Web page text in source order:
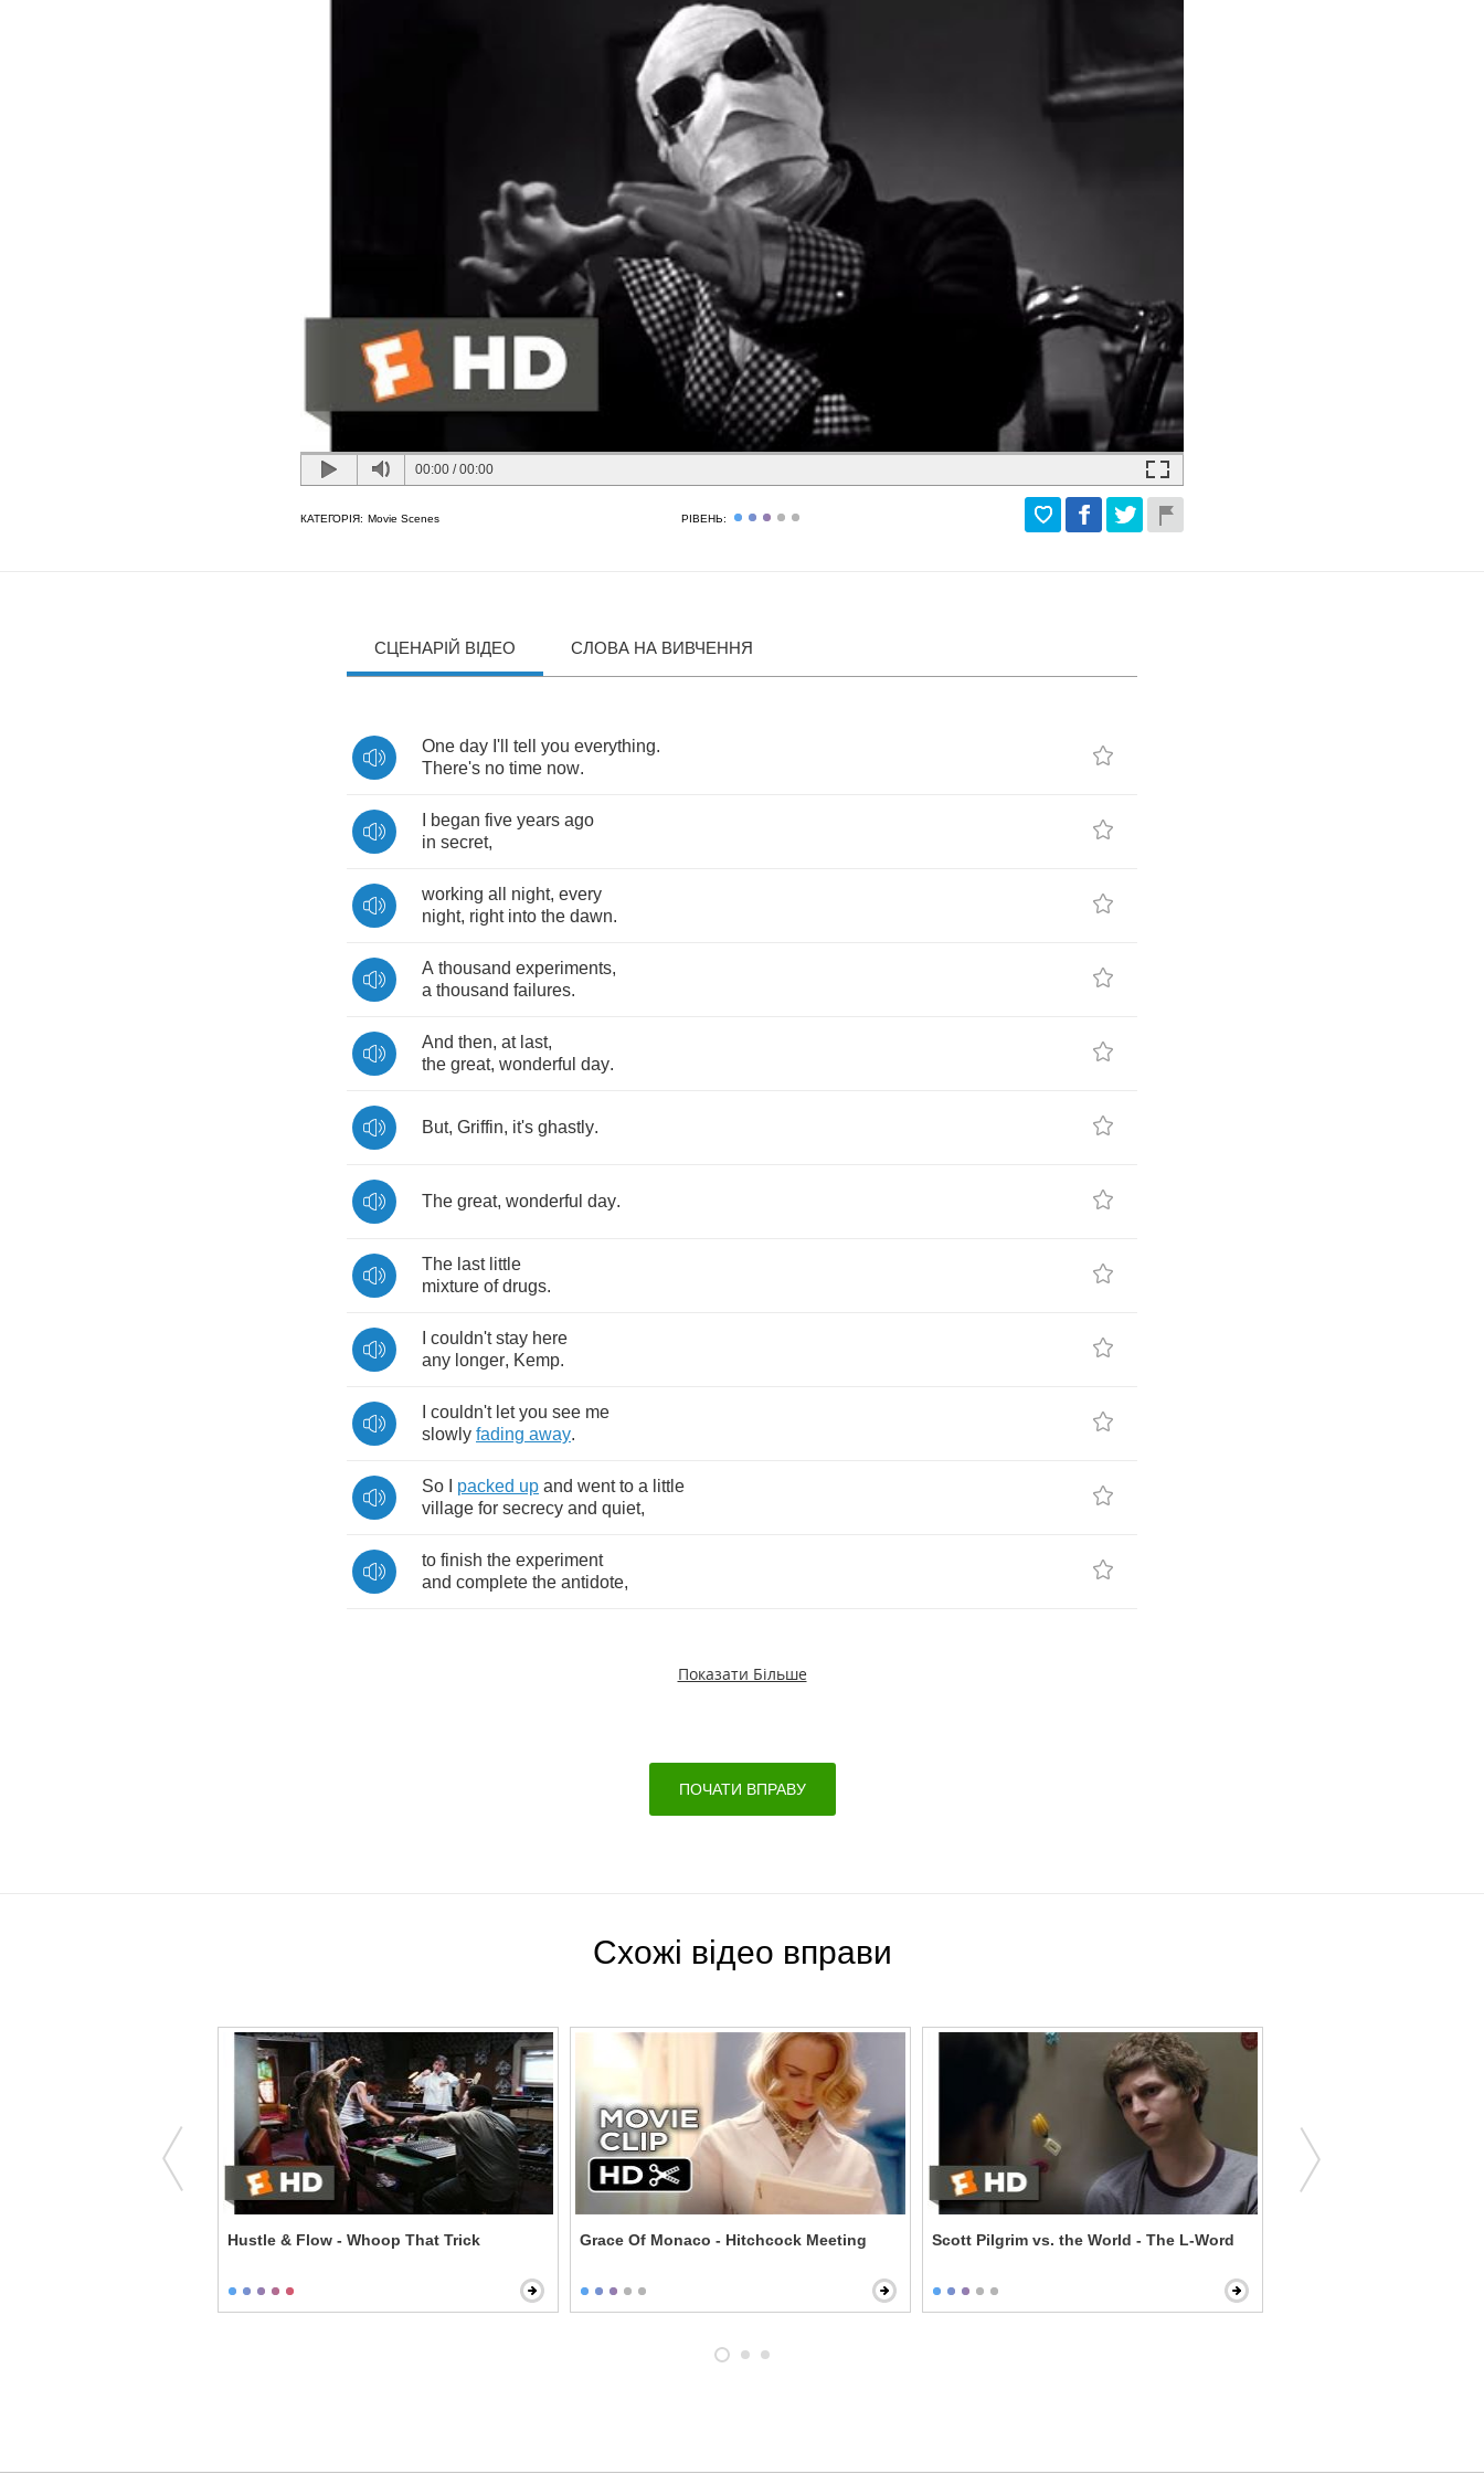
00:00 /00:00
КАТЕГОРІЯ: Movie Scenes РІВЕНЬ:
СЦЕНАРІЙ ВІДЕО СЛОВА НА ВИВЧЕННЯ
One day I'll tell you everything.
There's no time now.
began five years ago
in secret,
working all night, every
night, right into the dawn.
A thousand experiments,
a thousand failures.
And then, at last,
the great, wonderful day.
But, Griffin, it's ghastly.
The great, wonderful day.
The last little
mixture of drugs.
couldn't stay here
any longer, Kemp.
couldn't let you see me
slowly fading away.
So packed up and went to a little
village for secrecy and quiet,
to finish the experiment
and complete the antidote,
Показати Більше
ПОЧАТИ ВПРАВУ
Схожі відео вправи
Hustle & Flow - Whoop That Trick Grace Of Monaco - Hitchcock Meeting Scott Pilgrim vs. the World - The L-Word